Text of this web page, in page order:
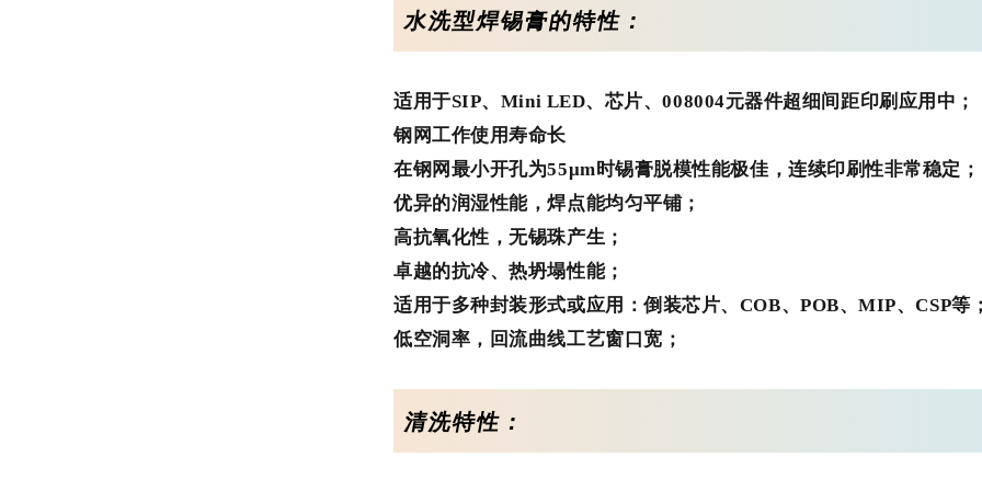
水洗型焊锡膏的特性：
适用于SIP、Mini LED、芯片、008004元器件超细间距印刷应用中；
钢网工作使用寿命长
在钢网最小开孔为55μm时锡膏脱模性能极佳，连续印刷性非常稳定；
优异的润湿性能，焊点能均匀平铺；
高抗氧化性，无锡珠产生；
卓越的抗冷、热坍塌性能；
适用于多种封装形式或应用：倒装芯片、COB、POB、MIP、CSP等
低空洞率，回流曲线工艺窗口宽；
清洗特性：